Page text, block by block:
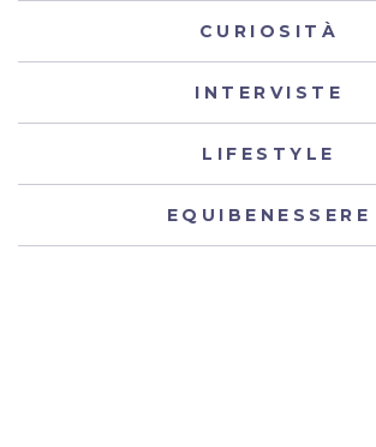
CURIOSITÀ
INTERVISTE
LIFESTYLE
EQUIBENESSERE